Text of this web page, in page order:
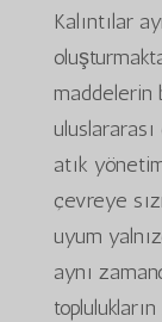
Kalıntılar
maddelerin
atık
çevreye
uyum
aynı